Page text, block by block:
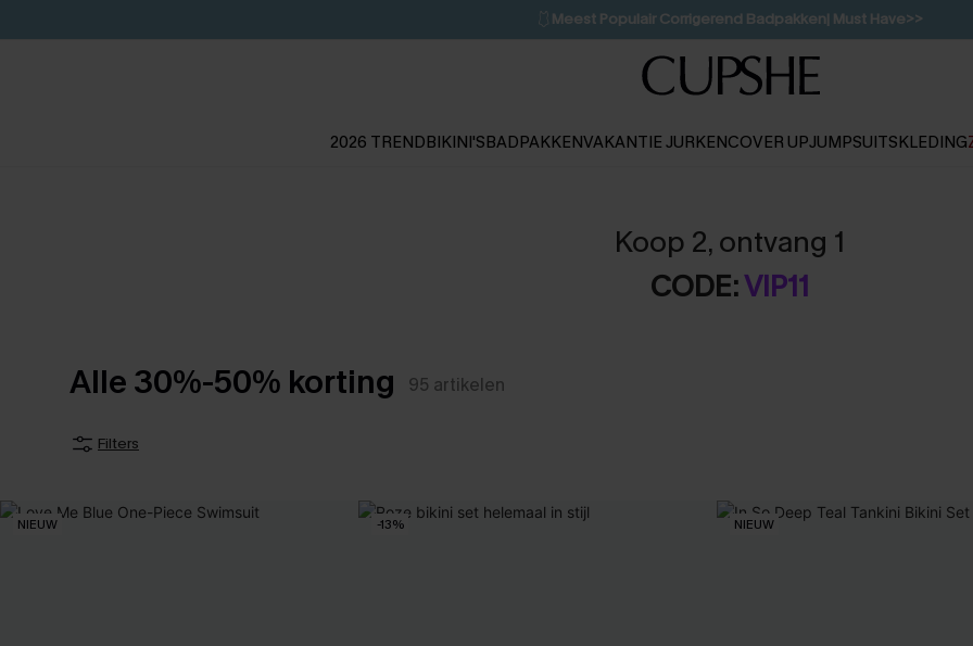
🩱 Meest Populair Corrigerend Badpakken| Must Have>>
💌Abonneer je & ontvang tot 15% korting>>
Koop 3, krijg 15% korting | CODE: SW15
2026 TRENDBIKINI'SBADPAKKENVAKANTIE JURKENCOVER UPJUMPSUITSKLEDING
Koop 2, ontvang 1
CODE:VIP11
Alle 30%-50% korting 95 artikelen
Filters
NIEUW -13% NIEUW